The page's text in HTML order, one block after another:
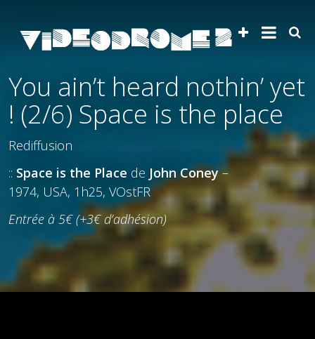
You ain’t heard nothin’ yet
! (2/6) Space is the place
Rediffusion
:: Space is the Place de John Coney–
1974, USA, 1h25, VOstFR
Entrée à 5€ (+3€ d’adhésion)